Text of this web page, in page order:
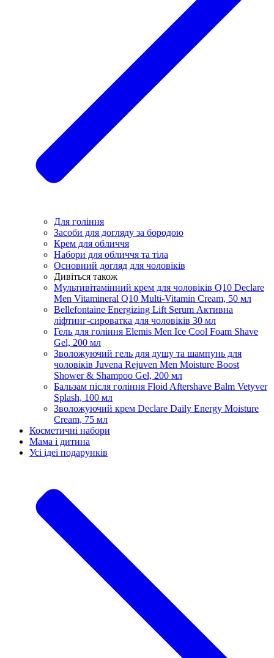
Для гоління
Засоби для догляду за бородою
Крем для обличчя
Набори для обличчя та тіла
Основний догляд для чоловіків
Дивіться також
Мультивітамінний крем для чоловіків Q10 Declare
Men Vitamineral Q10 Multi-Vitamin Cream, 50 мл
Bellefontaine Energizing Lift Serum Активна
ліфтинг-сироватка для чоловіків 30 мл
Гель для гоління Elemis Men Ice Cool Foam Shave
Gel, 200 мл
Зволожуючий гель для душу та шампунь для
чоловіків Juvena Rejuven Men Moisture Boost
Shower & Shampoo Gel, 200 мл
Бальзам після гоління Floid Aftershave Balm Vetyver
Splash, 100 мл
Зволожуючий крем Declare Daily Energy Moisture
Cream, 75 мл
Косметичні набори
Мама і дитина
Усi iдеi подарункiв